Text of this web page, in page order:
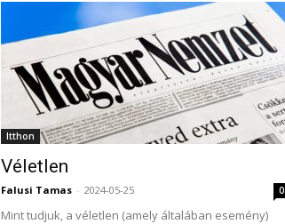
Itthon
Véletlen
Falusi Tamas - 2024-05-25 0
Mint tudjuk, a véletlen (amely általában esemény)